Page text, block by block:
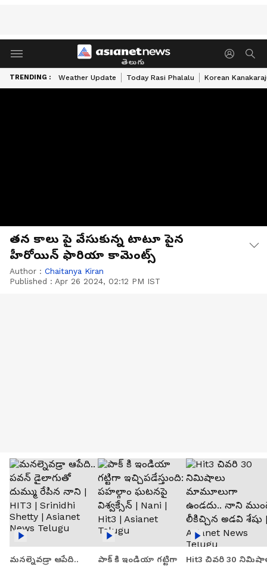
తెలుగు
TRENDING : Weather Update Today Rasi Phalalu Korean
తన కాలు పై వేసుకున్న టాటూ పైన
హీరోయిన్ ఫారియా కామెంట్స్
Author : Chaitanya Kiran
Published : Apr 26 2024, 02:12 PM IST
మనల్నెవడ్రా ఆపేది..
పాక్ కి ఇండియా గట్టిగా
Hit3 చివరి 30